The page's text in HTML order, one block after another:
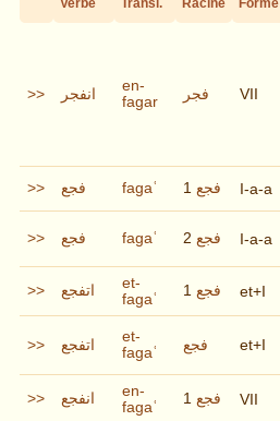
>> انفجر
en-
fagar
فجر VII
>> فجع fagaʿ فجع I-a-a
>> فجع fagaʿ فجع I-a-a
>> اتفجع
et-
fagaʿ
فجع et+I
>> اتفجع
et-
fagaʿ
فجع et+I
>> انفجع
en-
fagaʿ
فجع VII